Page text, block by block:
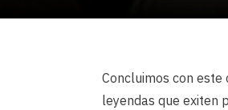
Concluimos con
leyendas que exiten